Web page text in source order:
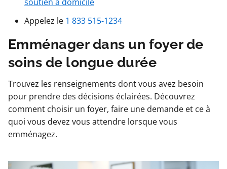
Appelez le 1 833 515-1234
Emménager dans un foyer de
soins de longue durée
Trouvez les renseignements dont vous avez besoin
pour prendre des décisions éclairées. Découvrez
comment choisir un foyer, faire une demande et ce à
quoi vous devez vous attendre lorsque vous
emménagez.